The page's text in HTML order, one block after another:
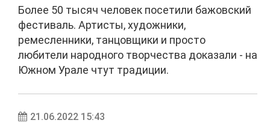
Более 50 тысяч человек посетили бажовский
фестиваль. Артисты, художники,
ремесленники, танцовщики и просто
любители народного творчества доказали - на
Южном Урале чтут традиции.
21.06.2022 15:43